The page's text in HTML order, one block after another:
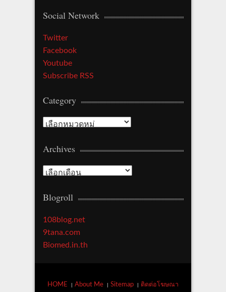
Social Network
Twitter
Facebook
Youtube
Subscribe RSS
Category
Category
Archives
Archives
Blogroll
108blog.net
9tana.com
Biomed.in.th
HOME About Me Sitemap ติดต่อโฆษณา